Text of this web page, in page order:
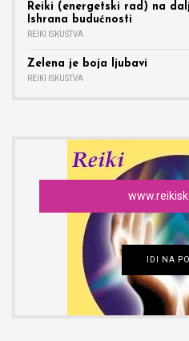
Reiki (energetski rad) na
Ishrana budućnosti
REIKI ISKUSTVA
Zelena je boja ljubavi
REIKI ISKUSTVA
IDI NA